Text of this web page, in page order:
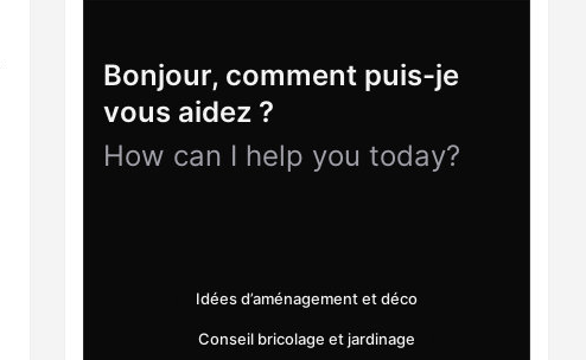
Bonjour, comment puis-je
vous aidez ?
How can I help you today?
Idées d’aménagement et déco
Conseil bricolage et jardinage